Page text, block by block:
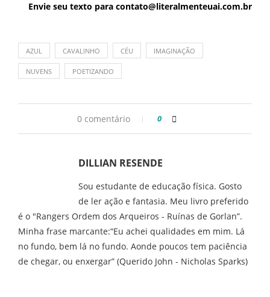
Envie seu texto para contato@literalmenteuai.com.br
AZUL CAVALINHO CÉU IMAGINAÇÃO
NUVENS POETIZANDO
0 comentário 0
DILLIAN RESENDE
Sou estudante de educação física. Gosto
de ler ação e fantasia. Meu livro preferido
é o "Rangers Ordem dos Arqueiros - Ruínas de Gorlan”.
Minha frase marcante:“Eu achei qualidades em mim. Lá
no fundo, bem lá no fundo. Aonde poucos tem paciência
de chegar, ou enxergar” (Querido John - Nicholas Sparks)